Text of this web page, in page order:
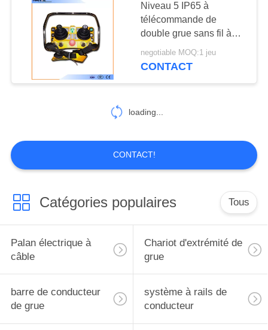
Niveau 5 IP65 à
télécommande de
double grue sans fil à
télécommande de
manette
negotiable MOQ:1 jeu
CONTACT
loading...
CONTACT!
Catégories populaires Tous
Palan électrique à
câble
Chariot d'extrémité de
grue
barre de conducteur
de grue
système à rails de
conducteur